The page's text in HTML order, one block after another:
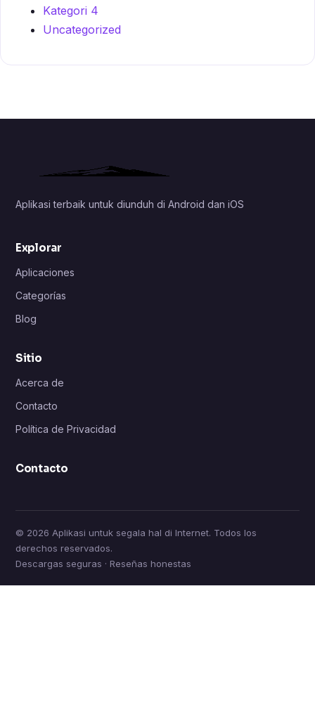
Kategori 4
Uncategorized
Aplikasi terbaik untuk diunduh di Android dan iOS
Explorar
Aplicaciones
Categorías
Blog
Sitio
Acerca de
Contacto
Política de Privacidad
Contacto
© 2026 Aplikasi untuk segala hal di Internet. Todos los
derechos reservados.
Descargas seguras · Reseñas honestas